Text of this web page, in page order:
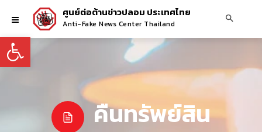
Open toolbar
ศูนย์ต่อต้านข่าวปลอม ประเทศไทย
Anti-Fake News Center Thailand
คืนทรัพย์สิน